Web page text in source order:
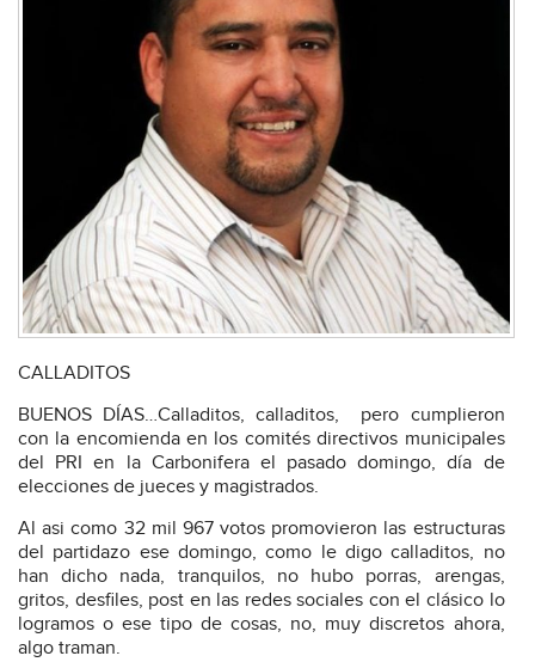
CALLADITOS
BUENOS DÍAS…Calladitos, calladitos,
pero cumplieron
con la encomienda en los comités directivos municipales
del PRI en la Carbonifera el pasado domingo, día de
elecciones de jueces y magistrados.
Al asi como 32 mil 967 votos promovieron las estructuras
del partidazo ese domingo, como le digo calladitos, no
han dicho nada, tranquilos, no hubo porras, arengas,
gritos, desfiles, post en las redes sociales con el clásico lo
logramos o ese tipo de cosas, no, muy discretos ahora,
algo traman.